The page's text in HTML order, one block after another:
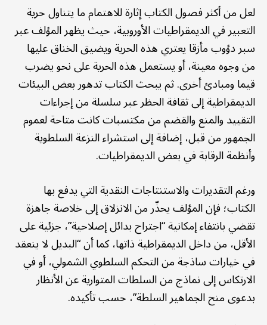
لعل من أكثر فصول الكتاب إثارة للاهتمام ما يتناول حرية
التعبير في الديمقراطيات الأوروبية، حيث يظهر المؤلف عبر
سبر دؤوب مأزقا يعتري هذه الحرية ويضيق الخناق عليها
من وجوه معينة، أو يستعمل هذه الحرية على نحو يضرب
قيما ومبادئ أخرى. ثم يبحث الكتاب تدهور بعض البيئات
الديمقراطية إلى ثقافة الحظر عبر سلسلة من إجراءات
التقييد والمنع والقضم من مكتسبات كانت متاحة لعموم
الجمهور من قبل، إضافة إلى استشراء النزعة السلطوية
وأنظمة الرقابة في بعض الديمقراطيات.
ورغم التقديرات والاستنتاجات النقدية التي يدفع بها
الكتاب؛ فإن المؤلف يحذّر من الانزلاق إلى خلاصة جاهزة
تقضي بانتفاء إمكانية “اجتراح بدائل إصلاحية”، جزئية على
الأقل، من داخل الديمقراطية ذاتها، كما أن “البديل لا ينعقد
في خيارات ساذجة من التحكم السلطوي الشمولي، أو في
الارتكاس إلى نماذج من السلطات المتوارية عن الأنظار
بدعوى منح الجماهير السلطة”، حسب تأكيده.